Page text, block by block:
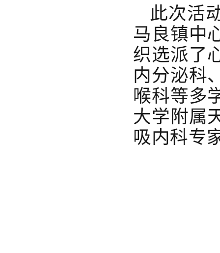
此次活
马良镇中
织选派了
内分泌科
喉科等多
大学附属
吸内科专